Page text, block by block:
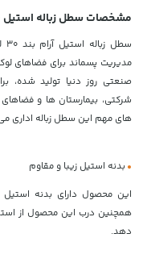
مشخصات سطل زباله استیل 30 لیتری AMD
مدیریت پسماند برای فضاهای
صنعتی روز دنیا تولید شده،
شرکتی، بیمارستان ها و
های مهم این سطل زباله اداری می
•بدنه استیل زیبا و مقاوم
این محصول دارای بدنه
همچنین درب این محصول از
دهد.